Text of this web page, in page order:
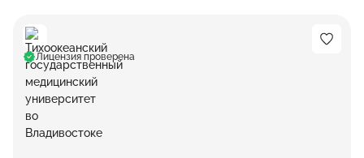
Лицензия проверена